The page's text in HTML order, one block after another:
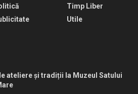
Timp Liber
Utile
ateliere și tradiții la Muzeul Satului